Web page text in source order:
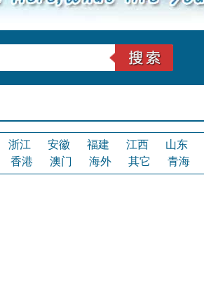
浙江 安徽 福建 江西 山东
香港 澳门 海外 其它 青海